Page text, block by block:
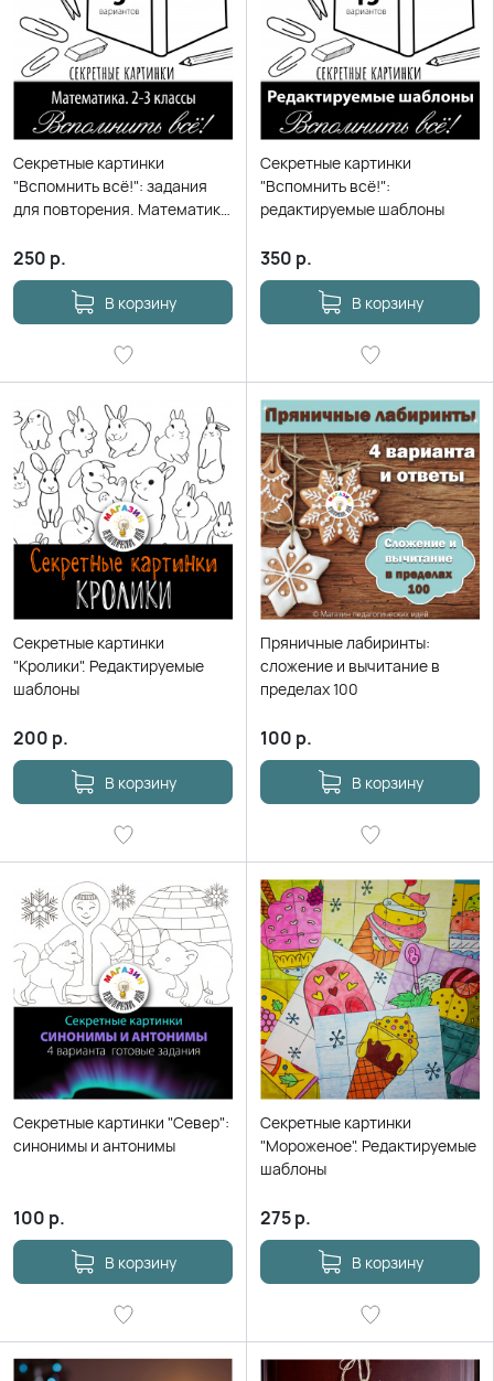
Секретные картинки
"Вспомнить всё!": задания
для повторения. Математика
250 р.
В корзину
Секретные картинки
"Вспомнить всё!":
редактируемые шаблоны
350 р.
В корзину
Секретные картинки
"Кролики". Редактируемые
шаблоны
200 р.
В корзину
Пряничные лабиринты:
сложение и вычитание в
пределах 100
100 р.
В корзину
Секретные картинки "Север":
синонимы и антонимы
100 р.
В корзину
Секретные картинки
"Мороженое". Редактируемые
шаблоны
275р.
В корзину